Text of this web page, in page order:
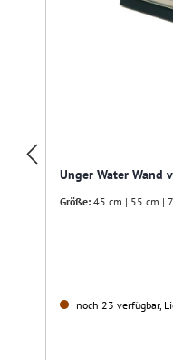
Unger Water Wand
Größe: 45 cm | 55 cm |
noch 23 verfügbar,